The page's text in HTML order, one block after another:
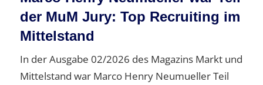
der MuM Jury: Top Recruiting im
Mittelstand
In der Ausgabe 02/2026 des Magazins Markt und
Mittelstand war Marco Henry Neumueller Teil